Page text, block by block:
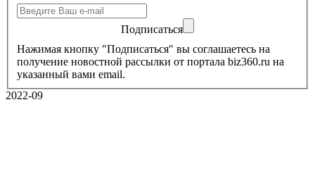
Подписаться
Нажимая кнопку "Подписаться" вы соглашаетесь на
получение новостной рассылки от портала biz360.ru на
указанный вами email.
2022-09